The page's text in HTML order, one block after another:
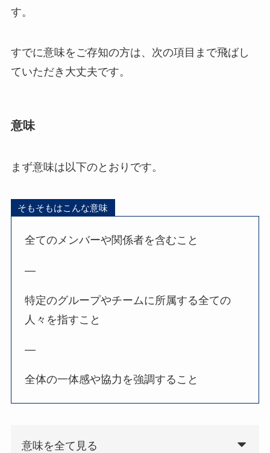
す。
すでに意味をご存知の方は、次の項目まで飛ばし
ていただき大丈夫です。
意味
まず意味は以下のとおりです。
そもそもはこんな意味
全てのメンバーや関係者を含むこと
—
特定のグループやチームに所属する全ての
人々を指すこと
—
全体の一体感や協力を強調すること
意味を全て見る